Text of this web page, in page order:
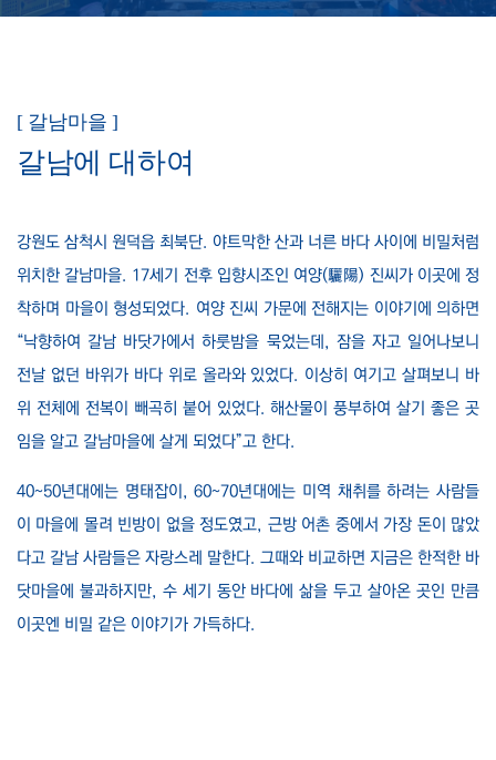
[ 갈남마을 ]
갈남에 대하여
강원도 삼척시 원덕읍 최북단. 야트막한 산과 너른 바다 사이에 비밀처럼
위치한 갈남마을. 17세기 전후 입향시조인 여양(驪陽) 진씨가 이곳에 정
착하며 마을이 형성되었다. 여양 진씨 가문에 전해지는 이야기에 의하면
“낙향하여 갈남 바닷가에서 하룻밤을 묵었는데, 잠을 자고 일어나보니
전날 없던 바위가 바다 위로 올라와 있었다. 이상히 여기고 살펴보니 바
위 전체에 전복이 빼곡히 붙어 있었다. 해산물이 풍부하여 살기 좋은 곳
임을 알고 갈남마을에 살게 되었다”고 한다.
40~50년대에는 명태잡이, 60~70년대에는 미역 채취를 하려는 사람들
이 마을에 몰려 빈방이 없을 정도였고, 근방 어촌 중에서 가장 돈이 많았
다고 갈남 사람들은 자랑스레 말한다. 그때와 비교하면 지금은 한적한 바
닷마을에 불과하지만, 수 세기 동안 바다에 삶을 두고 살아온 곳인 만큼
이곳엔 비밀 같은 이야기가 가득하다.